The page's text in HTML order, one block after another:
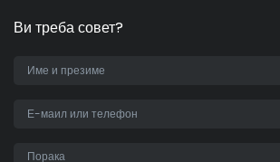
Ви треба совет?